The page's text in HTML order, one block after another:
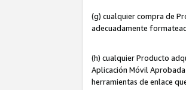
(g) cualquier compra de
adecuadamente
(h) cualquier Producto
Aplicación Móvil
herramientas de enlace